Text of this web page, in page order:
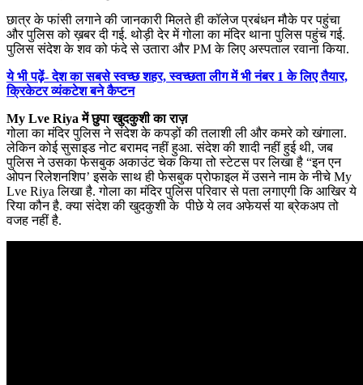
छात्र के फांसी लगाने की जानकारी मिलते ही कॉलेज प्रबंधन मौके पर पहुंचा
और पुलिस को ख़बर दी गई. थोड़ी देर में गोला का मंदिर थाना पुलिस पहुंच गई.
पुलिस संदेश के शव को फंदे से उतारा और PM के लिए अस्पताल रवाना किया.
ये भी पढ़ें- देश का सबसे स्वच्छ शहर, स्वच्छता लीग में भी नंबर 1 के लिए तैयार,
क्रिकेटर व्यंकटेश बने कैप्टन
My Lve Riya में छुपा खुदकुशी का राज़
गोला का मंदिर पुलिस ने संदेश के कपड़ों की तलाशी ली और कमरे को खंगाला.
लेकिन कोई सुसाइड नोट बरामद नहीं हुआ. संदेश की शादी नहीं हुई थी, जब
पुलिस ने उसका फेसबुक अकाउंट चेक किया तो स्टेटस पर लिखा है “इन एन
ओपन रिलेशनशिप’ इसके साथ ही फेसबुक प्रोफाइल में उसने नाम के नीचे My
Lve Riya लिखा है. गोला का मंदिर पुलिस परिवार से पता लगाएगी कि आखिर ये
रिया कौन है. क्या संदेश की खुदकुशी के पीछे ये लव अफेयर्स या ब्रेकअप तो
वजह नहीं है.